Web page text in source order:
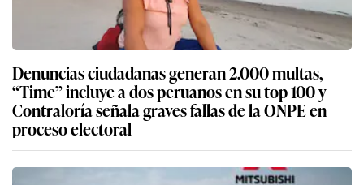
Denuncias ciudadanas generan 2.000 multas,
“Time” incluye a dos peruanos en su top 100 y
Contraloría señala graves fallas de la ONPE en
proceso electoral